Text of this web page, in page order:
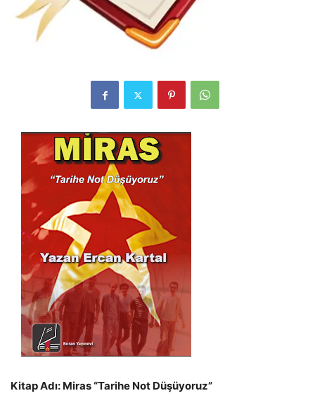
Kitap Adı: Miras “Tarihe Not Düşüyoruz”